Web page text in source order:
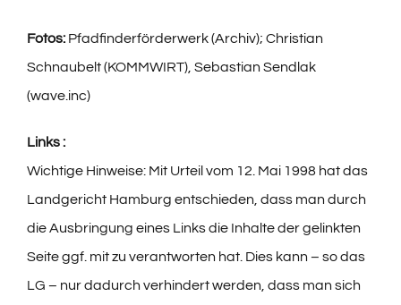
Fotos: Pfadfinderförderwerk (Archiv); Christian
Schnaubelt (KOMMWIRT), Sebastian Sendlak
(wave.inc)
Links :
Wichtige Hinweise: Mit Urteil vom 12. Mai 1998 hat das
Landgericht Hamburg entschieden, dass man durch
die Ausbringung eines Links die Inhalte der gelinkten
Seite ggf. mit zu verantworten hat. Dies kann – so das
LG – nur dadurch verhindert werden, dass man sich